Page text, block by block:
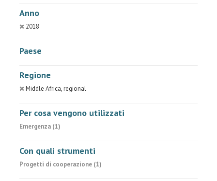
Anno
2018
Paese
Regione
Middle Africa, regional
Per cosa vengono utilizzati
Emergenza (1)
Con quali strumenti
Progetti di cooperazione (1)